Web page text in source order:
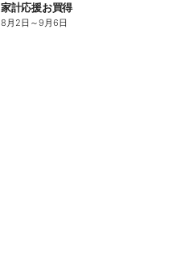
家計応援お買得
8月2日 ～9月6日